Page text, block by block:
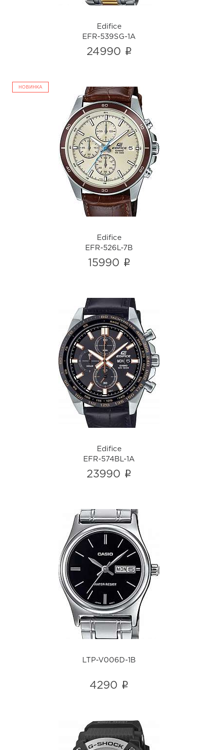
Edifice
EFR-539SG-1A
24990 i
НОВИНКА
Edifice
EFR-526L-7B
i
Edifice
EFR-526L-7B
15990 i
Edifice
EFR-574BL-1A
i
Edifice
EFR-574BL-1A
23990 i
LTP-V006D-1B
i
LTP-V006D-1B
4290 i